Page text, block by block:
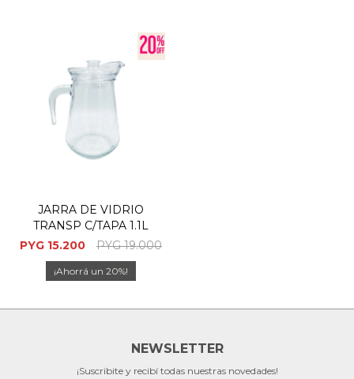
JARRA DE VIDRIO
TRANSP C/TAPA 1.1L
PYG 15.200 PYG 19.000
20
NEWSLETTER
¡Suscribite y recibí todas nuestras novedades!